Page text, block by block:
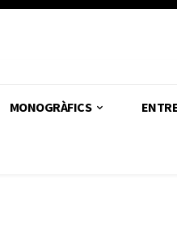
MONOGRÀFICS